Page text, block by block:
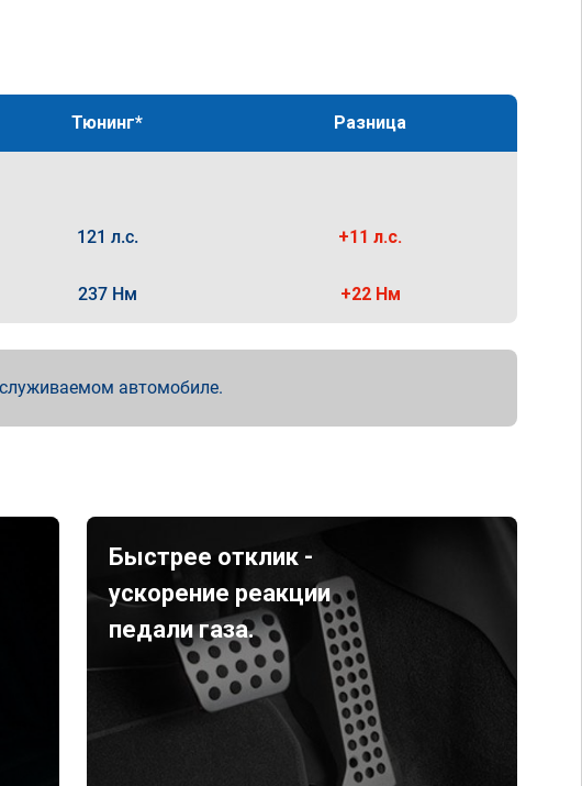
Тюнинг* Разница
121 л.с. +11 л.с.
237 Нм +22 Нм
автомобиле.
Быстрее отклик -
ускорение реакции
педали газа.